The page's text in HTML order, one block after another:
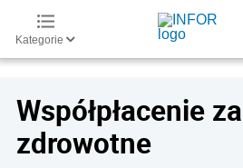
Kategorie
Współpłacenie
zdrowotne